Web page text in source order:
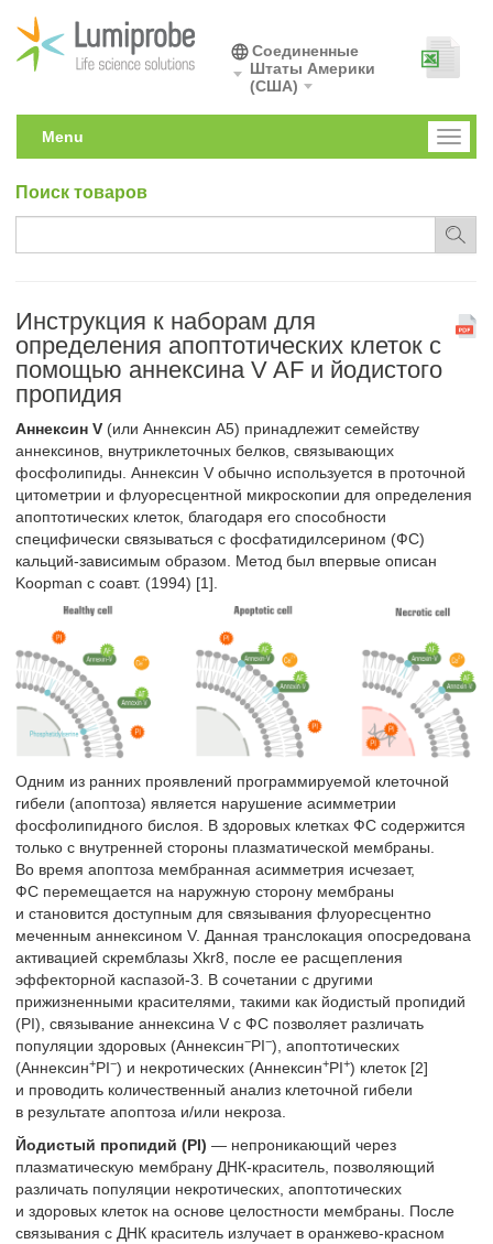
Соединенные
Штаты Америки
(США)
Toggle
Menu
Поиск товаров
Инструкция к наборам для
определения апоптотических клеток с
помощью аннексина V AF и йодистого
пропидия
Аннексин V (или Аннексин A5) принадлежит семейству
аннексинов, внутриклеточных белков, связывающих
фосфолипиды. Аннексин V обычно используется в проточной
цитометрии и флуоресцентной микроскопии для определения
апоптотических клеток, благодаря его способности
специфически связываться с фосфатидилсерином (ФС)
кальций-зависимым образом. Метод был впервые описан
Koopman с соавт. (1994) [1].
Одним из ранних проявлений программируемой клеточной
гибели (апоптоза) является нарушение асимметрии
фосфолипидного бислоя. В здоровых клетках ФС содержится
только с внутренней стороны плазматической мембраны.
Во время апоптоза мембранная асимметрия исчезает,
ФС перемещается на наружную сторону мембраны
и становится доступным для связывания флуоресцентно
меченным аннексином V. Данная транслокация опосредована
активацией скремблазы Xkr8, после ее расщепления
эффекторной каспазой-3. В сочетании с другими
прижизненными красителями, такими как йодистый пропидий
(PI), связывание аннексина V с ФС позволяет различать
популяции здоровых (Аннексин−PI−), апоптотических
(Аннексин+PI−) и некротических (Аннексин+PI+) клеток [2]
и проводить количественный анализ клеточной гибели
в результате апоптоза и/или некроза.
Йодистый пропидий (PI) — непроникающий через
плазматическую мембрану ДНК-краситель, позволяющий
различать популяции некротических, апоптотических
и здоровых клеток на основе целостности мембраны. После
связывания с ДНК краситель излучает в оранжево-красном